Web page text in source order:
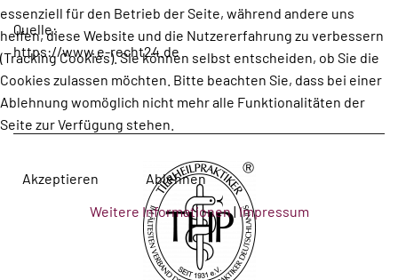
Quelle:
https://www.e-recht24.de
essenziell für den Betrieb der Seite, während andere uns
helfen, diese Website und die Nutzererfahrung zu verbessern
(Tracking Cookies). Sie können selbst entscheiden, ob Sie die
Cookies zulassen möchten. Bitte beachten Sie, dass bei einer
Ablehnung womöglich nicht mehr alle Funktionalitäten der
Seite zur Verfügung stehen.
Akzeptieren
Ablehnen
Weitere Informationen|Impressum